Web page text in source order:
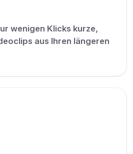
wenigen Klicks kurze,
aus Ihren längeren